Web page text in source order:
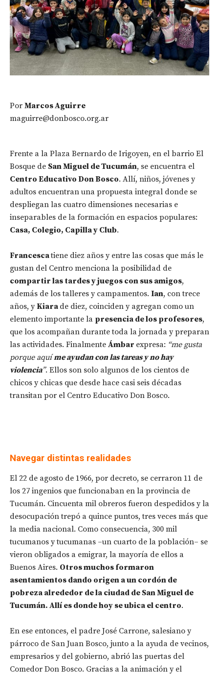
Por Marcos Aguirre
maguirre@donbosco.org.ar
Frente a la Plaza Bernardo de Irigoyen, en el barrio El
Bosque de San Miguel de Tucumán, se encuentra el
Centro Educativo Don Bosco. Allí, niños, jóvenes y
adultos encuentran una propuesta integral donde se
despliegan las cuatro dimensiones necesarias e
inseparables de la formación en espacios populares:
Casa, Colegio, Capilla y Club.
Francescatiene diez años y entre las cosas que más le
gustan del Centro menciona la posibilidad de
compartir las tardes y juegos con sus amigos,
además de los talleres y campamentos. Ian, con trece
años, yKiara de diez, coinciden y agregan como un
elemento importante la presencia de los profesores,
que los acompañan durante toda la jornada y preparan
las actividades. Finalmente Ámbar expresa: “me gusta
porque aquíme ayudan con las tareas y no hay
violencia”. Ellos son solo algunos de los cientos de
chicos y chicas que desde hace casi seis décadas
transitan por el Centro Educativo Don Bosco.
Navegar distintas realidades
El 22 de agosto de 1966, por decreto, se cerraron 11 de
los 27 ingenios que funcionaban en la provincia de
Tucumán. Cincuenta mil obreros fueron despedidos y la
desocupación trepó a quince puntos, tres veces más que
la media nacional. Como consecuencia, 300 mil
tucumanos y tucumanas –un cuarto de la población– se
vieron obligados a emigrar, la mayoría de ellos a
Buenos Aires. Otros muchos formaron
asentamientos dando origen a un cordón de
pobreza alrededor de la ciudad de San Miguel de
Tucumán. Allí es donde hoy se ubica el centro.
En ese entonces, el padre José Carrone, salesiano y
párroco de San Juan Bosco, junto a la ayuda de vecinos,
empresarios y del gobierno, abrió las puertas del
Comedor Don Bosco. Gracias a la animación y el